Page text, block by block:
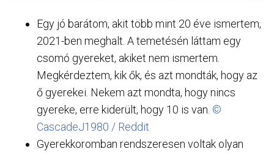
Egy jó barátom, akit több mint 20 éve ismertem,
2021-ben meghalt. A temetésén láttam egy
csomó gyereket, akiket nem ismertem.
Megkérdeztem, kik ők, és azt mondták, hogy az
ő gyerekei. Nekem azt mondta, hogy nincs
gyereke, erre kiderült, hogy 10 is van. ©
CascadeJ1980 / Reddit
Gyerekkoromban rendszeresen voltak olyan